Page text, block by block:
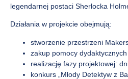
legendarnej postaci Sherlocka
Działania w projekcie obejmują:
stworzenie przestrzeni
zakup pomocy dydaktycznych
realizację fazy projektowej:
konkurs „Młody Detektyw z